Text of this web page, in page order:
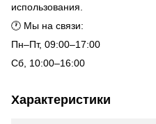
использования.
🕐 Мы на связи:
Пн–Пт, 09:00–17:00
Сб, 10:00–16:00
Характеристики